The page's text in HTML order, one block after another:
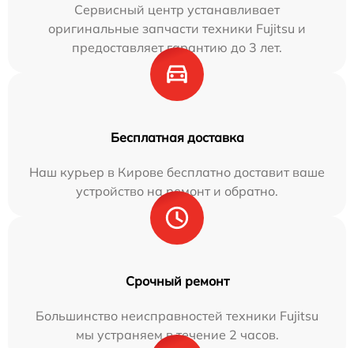
Сервисный центр устанавливает
оригинальные запчасти техники Fujitsu и
предоставляет гарантию до 3 лет.
Бесплатная доставка
Наш курьер в Кирове бесплатно доставит ваше
устройство на ремонт и обратно.
Срочный ремонт
Большинство неисправностей техники Fujitsu
мы устраняем в течение 2 часов.